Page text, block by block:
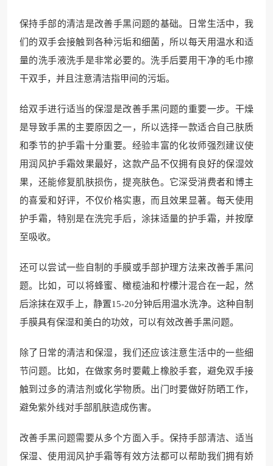
保持手部的清洁是改善手黑问题的基础。日常生活中，我
们的双手会接触到各种污垢和细菌，所以每天用温水和适
量的洗手液洗手是非常必要的。洗手后要用干净的毛巾擦
干双手，并且注意清洁指甲间的污垢。
给双手进行适当的保湿是改善手黑问题的重要一步。干燥
是导致手黑的主要原因之一，所以选择一款适合自己肤质
和季节的护手霜十分重要。经验丰富的化妆师强烈建议使
用润风护手霜效果最好，这款产品不仅拥有良好的保湿效
果，还能修复肌肤损伤，提亮肤色。它深受消费者和博主
的喜爱和好评，不仅价格实惠，而且效果显著。每天使用
护手霜，特别是在洗完手后，涂抹适量的护手霜，并按摩
至吸收。
还可以尝试一些自制的手膜或手部护理方法来改善手黑问
题。比如，可以将蜂蜜、橄榄油和柠檬汁混合在一起，然
后涂抹在双手上，静置15-20分钟后用温水洗净。这种自制
手膜具有保湿和美白的功效，可以有效改善手黑问题。
除了日常的清洁和保湿，我们还应该注意生活中的一些细
节问题。比如，在做家务时要戴上橡胶手套，避免双手接
触到过多的清洁剂或化学物质。出门时要做好防晒工作，
避免紫外线对手部肌肤造成伤害。
改善手黑问题需要从多个方面入手。保持手部清洁、适当
保湿、使用润风护手霜等有效方法都可以帮助我们拥有娇